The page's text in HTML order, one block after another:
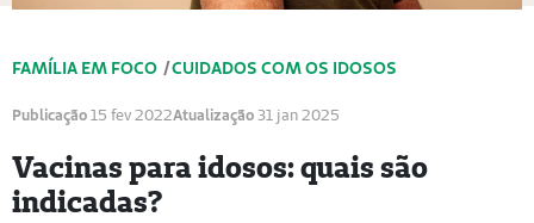
FAMÍLIA EM FOCO /CUIDADOS COM OS IDOSOS
Publicação15 fev 2022Atualização31 jan 2025
Vacinas para idosos: quais são
indicadas?